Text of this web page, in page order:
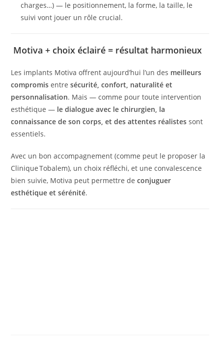
charges…) — le positionnement, la forme, la taille, le
suivi vont jouer un rôle crucial.
Motiva + choix éclairé = résultat harmonieux
Les implants Motiva offrent aujourd’hui l’un des meilleurs
compromis entresécurité, confort, naturalité et
personnalisation. Mais — comme pour toute intervention
esthétique — le dialogue avec le chirurgien, la
connaissance de son corps, et des attentes réalistes sont
essentiels.
Avec un bon accompagnement (comme peut le proposer la
Clinique Tobalem), un choix réfléchi, et une convalescence
bien suivie, Motiva peut permettre deconjuguer
esthétique et sérénité.